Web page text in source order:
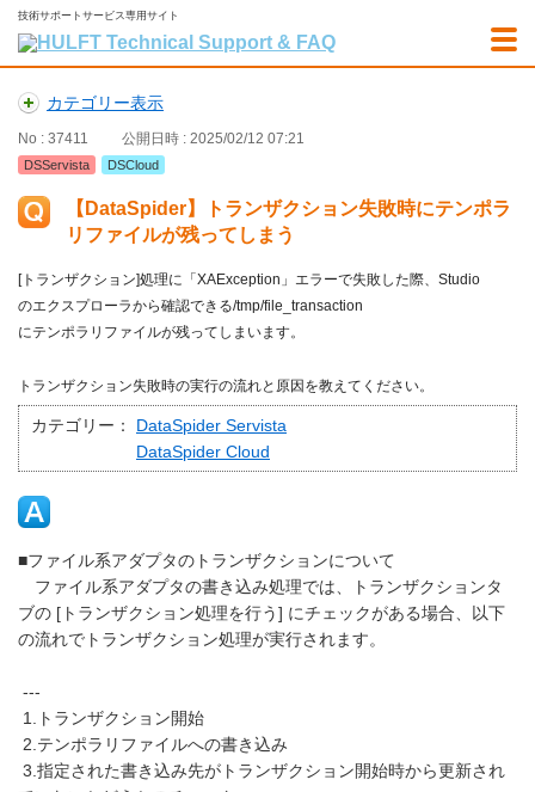
技術サポートサービス専用サイト
カテゴリー表示
No : 37411 公開日時 : 2025/02/12 07:21
DSServista DSCloud
【DataSpider】トランザクション失敗時にテンポラ
リファイルが残ってしまう
[トランザクション]処理に「 XAException 」エラーで失敗した際、 Studio
のエクスプローラから確認できる/tmp/file_transaction
にテンポラリファイルが残ってしまいます。
トランザクション失敗時の実行の流れと原因を教えてください。
カテゴリー：
DataSpider Servista
DataSpider Cloud
■ファイル系アダプタのトランザクションについて
ファイル系アダプタの書き込み処理では、トランザクションタ
ブの [トランザクション処理を行う] にチェックがある場合、以下
の流れでトランザクション処理が実行されます。
---
1.トランザクション開始
2.テンポラリファイルへの書き込み
3.指定された書き込み先がトランザクション開始時から更新され